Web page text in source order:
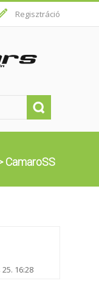
Regisztráció
CamaroSS
16:28